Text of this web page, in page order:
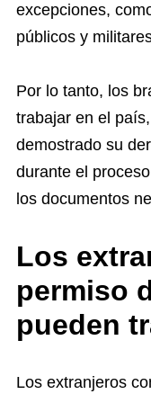
excepciones,
públicos y
Por lo tanto, los
trabajar en el
demostrado su
durante el
los documentos
Los
permiso
pueden
Los extranjeros